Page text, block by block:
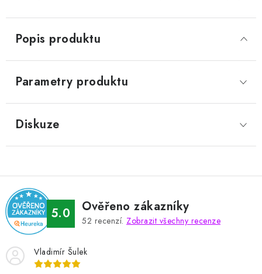
Popis produktu
Parametry produktu
Diskuze
5.0 Ověřeno zákazníky
52 recenzí. Zobrazit všechny recenze
Vladimír Šulek